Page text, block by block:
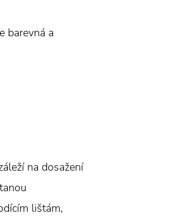
barevná a
na dosažení
lištám,